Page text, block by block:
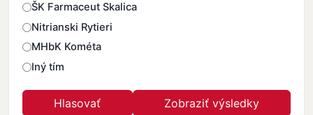
ŠK Farmaceut Skalica
Nitrianski Rytieri
MHbK Kométa
Iný tím